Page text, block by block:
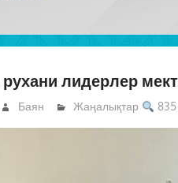
лидерлер
Баян Жаңалықтар 835